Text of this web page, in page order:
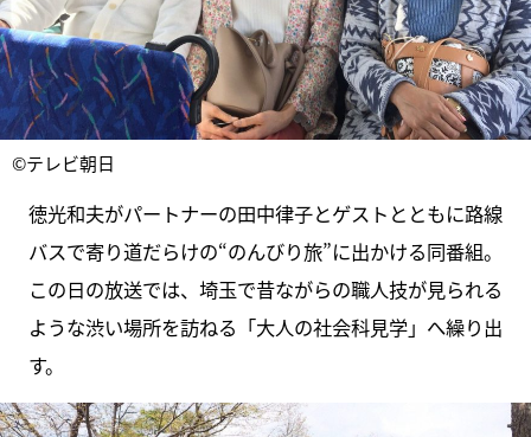
©テレビ朝日
徳光和夫がパートナーの田中律子とゲストとともに路線
バスで寄り道だらけの“のんびり旅”に出かける同番組。
この日の放送では、埼玉で昔ながらの職人技が見られる
ような渋い場所を訪ねる「大人の社会科見学」へ繰り出
す。